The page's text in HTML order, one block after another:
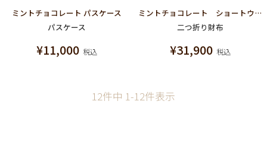
ミントチョコレート パスケース
パスケース
¥11,000 税込
ミントチョコレート ショートウォレット（財布）
二つ折り財布
¥31,900 税込
12件中 1-12件表示